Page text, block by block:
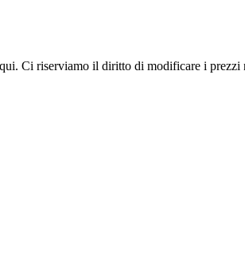
Ci riserviamo il diritto di modificare i prezzi